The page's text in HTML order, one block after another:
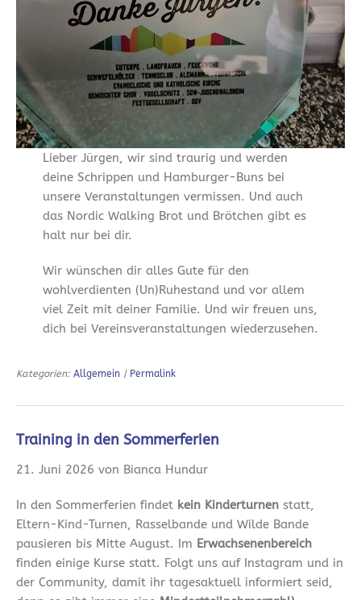
Lieber Jürgen, wir sind traurig und werden
deine Schrippen und Hamburger-Buns bei
unsere Veranstaltungen vermissen. Und auch
das Nordic Walking Brot und Brötchen gibt es
halt nur bei dir.
Wir wünschen dir alles Gute für den
wohlverdienten (Un)Ruhestand und vor allem
viel Zeit mit deiner Familie. Und wir freuen uns,
dich bei Vereinsveranstaltungen wiederzusehen.
Kategorien: Allgemein | Permalink
Training in den Sommerferien
21. Juni 2026 von Bianca Hundur
In den Sommerferien findet kein Kinderturnen statt,
Eltern-Kind-Turnen, Rasselbande und Wilde Bande
pausieren bis Mitte August. Im Erwachsenenbereich
finden einige Kurse statt. Folgt uns auf Instagram und in
der Community, damit ihr tagesaktuell informiert seid,